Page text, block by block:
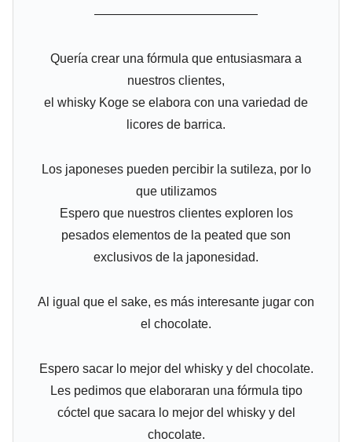
—————————————
Quería crear una fórmula que entusiasmara a
nuestros clientes,
el whisky Koge se elabora con una variedad de
licores de barrica.
Los japoneses pueden percibir la sutileza, por lo
que utilizamos
Espero que nuestros clientes exploren los
pesados elementos de la peated que son
exclusivos de la japonesidad.
Al igual que el sake, es más interesante jugar con
el chocolate.
Espero sacar lo mejor del whisky y del chocolate.
Les pedimos que elaboraran una fórmula tipo
cóctel que sacara lo mejor del whisky y del
chocolate.